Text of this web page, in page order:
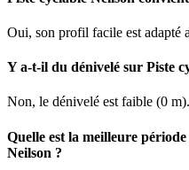
Oui, son profil facile est adapté
Y a-t-il du dénivelé sur Piste
Non, le dénivelé est faible (0 m).
Quelle est la meilleure
Neilson ?